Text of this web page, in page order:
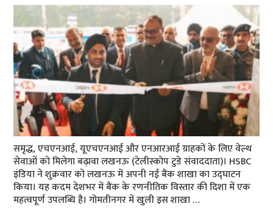
समृद्ध, एचएनआई, यूएचएनआई और एनआरआई ग्राहकों के लिए वेल्थ
सेवाओं को मिलेगा बढ़ावा लखनऊ (टेलीस्कोप टुडे संवाददाता)। HSBC
इंडिया ने शुक्रवार को लखनऊ में अपनी नई बैंक शाखा का उद्घाटन
किया। यह कदम देशभर में बैंक के रणनीतिक विस्तार की दिशा में एक
महत्वपूर्ण उपलब्धि है। गोमतीनगर में खुली इस शाखा …